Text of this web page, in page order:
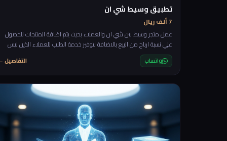
تطبيق وسيط شي ان
7 ألف ريال
عمل متجر وسيط بين شي ان والعملاء بحيث يتم اضافة المنتجات للحصول
علي نسبة ارباح من البيع بالاضافة لتوفير خدمة الطلب للعملاء الذين ليس
لديهم بطاقة ائتمان او لا يفضلون استخدامها
واتساب التفاصيل